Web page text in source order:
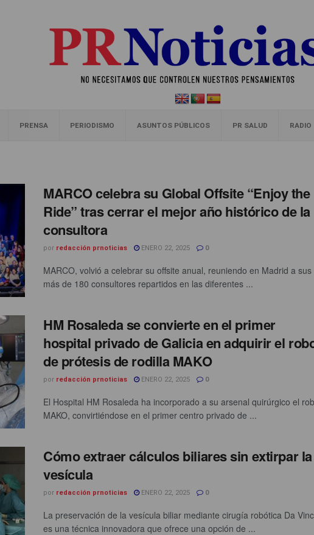
PRENSA PERIODISMO ASUNTOS PÚBLICOS PR SALUD RADIO
MARCO celebra su Global Offsite “Enjoy the
Ride” tras cerrar el mejor año histórico de la
consultora
por redacción prnoticias ENERO 22, 2025 0
MARCO, volvió a celebrar su offsite anual, reuniendo en Madrid a sus
más de 180 consultores repartidos en las diferentes ...
HM Rosaleda se convierte en el primer
hospital privado de Galicia en adquirir el
de prótesis de rodilla MAKO
por redacción prnoticias ENERO 22, 2025 0
El Hospital HM Rosaleda ha incorporado a su arsenal quirúrgico el
MAKO, convirtiéndose en el primer centro privado de ...
Cómo extraer cálculos biliares sin extirpar la
vesícula
por redacción prnoticias ENERO 22, 2025 0
La preservación de la vesícula biliar mediante cirugía robótica Da
es una técnica innovadora que ofrece una opción de ...